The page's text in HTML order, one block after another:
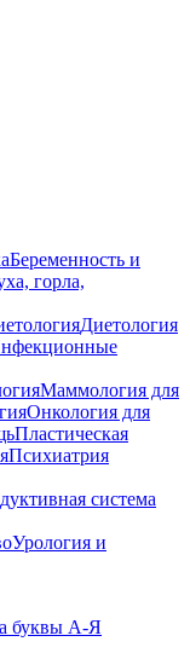
Беременность и
горла,
Диетология
Маммология для
Онкология для
Пластическая
Психиатрия
система
Урология и
буквы А-Я